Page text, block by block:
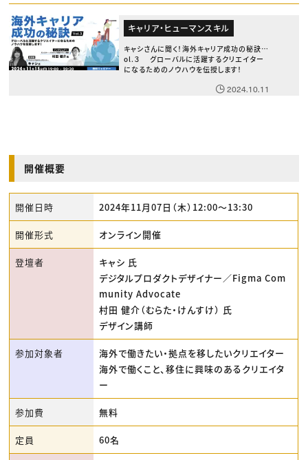
キャリア・ヒューマンスキル
キャシさんに聞く！海外キャリア成功の秘訣V
ol.３ グローバルに活躍するクリエイター
になるためのノウハウを伝授します！
2024.10.11
開催概要
開催日時 2024年11月07日（木）12:00〜13:30
開催形式 オンライン開催
登壇者
キャシ 氏
デジタルプロダクトデザイナー／Figma Com
munity Advocate
村田 健介（むらた・けんすけ） 氏
デザイン講師
参加対象者
海外で働きたい・拠点を移したいクリエイター
海外で働くこと、移住に興味のあるクリエイタ
ー
参加費 無料
定員 60名